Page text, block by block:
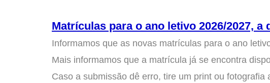
Matrículas para o ano letivo 2026/2027,
Informamos que as novas matrículas para o ano
Mais informamos que a matrícula já se encontra
Caso a submissão dê erro, tire um print ou fotografia